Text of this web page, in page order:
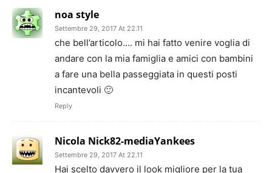
noa style
Settembre 29, 2017 At 22.11
che bell’articolo…. mi hai fatto venire voglia di
andare con la mia famiglia e amici con bambini
a fare una bella passeggiata in questi posti
incantevoli 🙂
Reply
Nicola Nick82-mediaYankees
Settembre 29, 2017 At 22.11
Hai scelto davvero il look migliore per la tua